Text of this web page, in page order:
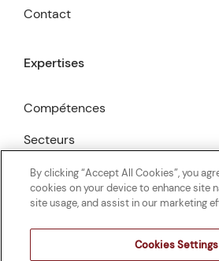
Contact
Expertises
Compétences
Secteurs
Publications
By clicking “Accept All Cookies”, you
cookies on your device to enhance site
site usage, and assist in our marketing
Cookies Settings